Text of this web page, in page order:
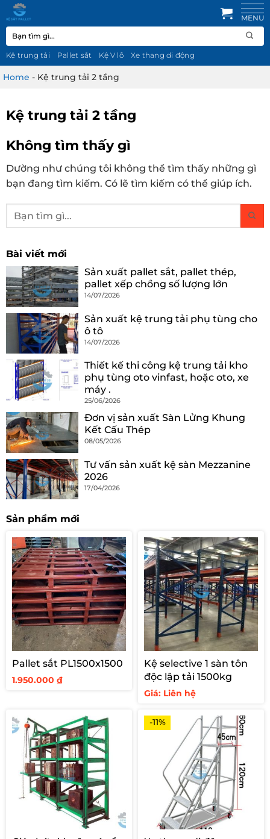
qua
nội
dung
Tìm
kiếm:
Kệ trung tải Pallet sắt Kệ V lỗ Xe thang di động
Home - Kệ trung tải 2 tầng
Kệ trung tải 2 tầng
Không tìm thấy gì
Dường như chúng tôi không thể tìm thấy những gì
bạn đang tìm kiếm. Có lẽ tìm kiếm có thể giúp ích.
Bài viết mới
Sản xuất pallet sắt, pallet thép,
pallet xếp chồng số lượng lớn
14/07/2026
Sản xuất kệ trung tải phụ tùng cho
ô tô
14/07/2026
Thiết kế thi công kệ trung tải kho
phụ tùng oto vinfast, hoặc oto, xe
máy .
25/06/2026
Đơn vị sản xuất Sàn Lửng Khung
Kết Cấu Thép
08/05/2026
Tư vấn sản xuất kệ sàn Mezzanine
2026
17/04/2026
Sản phẩm mới
Pallet sắt PL1500x1500
1.950.000 ₫
Kệ selective 1 sàn tôn
độc lập tải 1500kg
Giá: Liên hệ
-11%